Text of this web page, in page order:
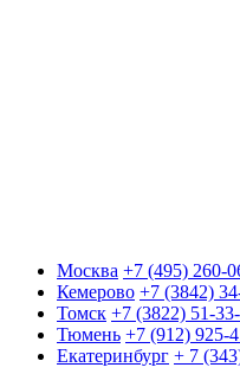
Москва +7 (495) 260-
Кемерово +7 (3842)
Томск +7 (3822) 51-
Тюмень +7 (912) 925-
Екатеринбург + 7